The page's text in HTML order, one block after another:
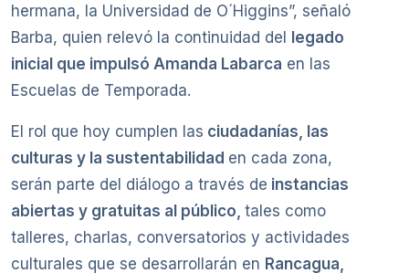
hermana, la Universidad de O´Higgins”, señaló
Barba, quien relevó la continuidad del legado
inicial que impulsó Amanda Labarca en las
Escuelas de Temporada.
El rol que hoy cumplen las ciudadanías, las
culturas y la sustentabilidad en cada zona,
serán parte del diálogo a través de instancias
abiertas y gratuitas al público, tales como
talleres, charlas, conversatorios y actividades
culturales que se desarrollarán en Rancagua,